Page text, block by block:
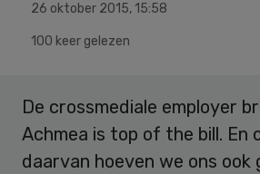
26 oktober 2015, 15:58
100 keer gelezen
De crossmediale employer
Achmea is top of the bill. En
daarvan hoeven we ons ook